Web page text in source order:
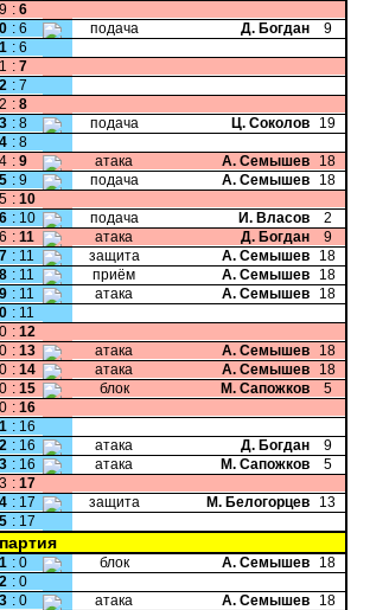
9 : 6
: 6 подача Д. Богдан
9
: 6
: 7
: 7
: 8
: 8 подача Ц. Соколов
19
: 8
: 9 атака А. Семышев
18
: 9 подача А. Семышев
18
: 10
: 10 подача И. Власов
2
: 11 атака Д. Богдан
9
: 11 защита А. Семышев
18
: 11 приём А. Семышев
18
: 11 атака А. Семышев
18
: 11
: 12
: 13 атака А. Семышев
18
: 14 атака А. Семышев
18
: 15 блок М. Сапожков
5
: 16
: 16
: 16 атака Д. Богдан
9
: 16 атака М. Сапожков
5
: 17
: 17 защита М. Белогорцев
13
: 17
1 : 0 блок А. Семышев
18
2 : 0
3 : 0 атака А. Семышев
18